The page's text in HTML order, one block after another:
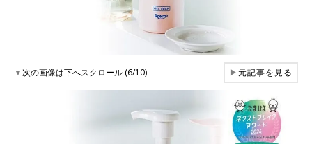
▼次の画像は下へスクロール (6/10) ▶元記事を見る